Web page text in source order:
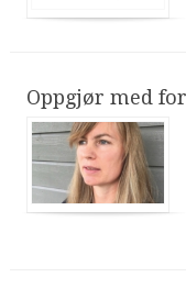
Oppgjør med